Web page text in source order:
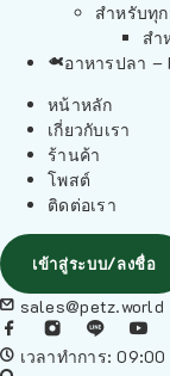
สำหรับทุ
สำ
อาหารปลา –
หน้าหลัก
เกี่ยวกับเรา
ร้านค้า
โพสต์
ติดต่อเรา
เข้าสู่ระบบ/ลงชื่อ
sales@petz.world
เวลาทำการ: